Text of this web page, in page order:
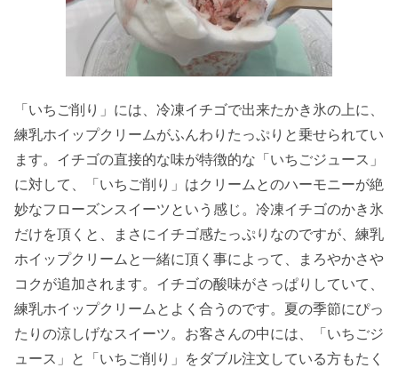
「いちご削り」には、冷凍イチゴで出来たかき氷の上に、
練乳ホイップクリームがふんわりたっぷりと乗せられてい
ます。イチゴの直接的な味が特徴的な「いちごジュース」
に対して、「いちご削り」はクリームとのハーモニーが絶
妙なフローズンスイーツという感じ。冷凍イチゴのかき氷
だけを頂くと、まさにイチゴ感たっぷりなのですが、練乳
ホイップクリームと一緒に頂く事によって、まろやかさや
コクが追加されます。イチゴの酸味がさっぱりしていて、
練乳ホイップクリームとよく合うのです。夏の季節にぴっ
たりの涼しげなスイーツ。お客さんの中には、「いちごジ
ュース」と「いちご削り」をダブル注文している方もたく